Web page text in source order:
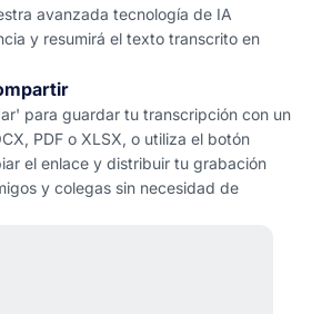
avanzada tecnología de IA
y resumirá el texto transcrito en
para guardar tu transcripción con un
PDF o XLSX, o utiliza el botón
el enlace y distribuir tu grabación
y colegas sin necesidad de